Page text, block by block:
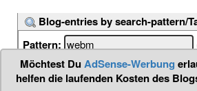
Blog-entries by search-pattern/
Pattern:
Möchtest DuAdSense-Werbung
helfen die laufenden Kosten des